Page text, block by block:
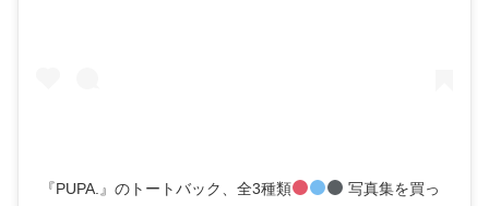
『PUPA.』のトートバック、全3種類
写真集を買っ